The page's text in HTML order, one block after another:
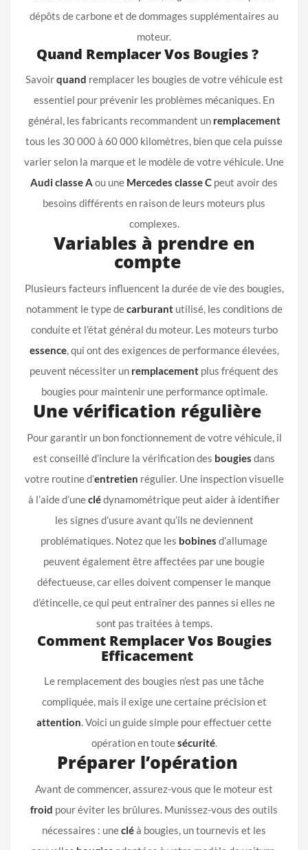
dépôts de carbone et de dommages supplémentaires au
moteur.
Quand Remplacer Vos Bougies ?
Savoirquand remplacer les bougies de votre véhicule est
essentiel pour prévenir les problèmes mécaniques. En
général, les fabricants recommandent un remplacement
tous les 30 000 à 60 000 kilomètres, bien que cela puisse
varier selon la marque et le modèle de votre véhicule. Une
Audi classe A ou une Mercedes classe C peut avoir des
besoins différents en raison de leurs moteurs plus
complexes.
Variables à prendre en
compte
Plusieurs facteurs influencent la durée de vie des bougies,
notamment le type decarburantutilisé, les conditions de
conduite et l’état général du moteur. Les moteurs turbo
essence, qui ont des exigences de performance élevées,
peuvent nécessiter un remplacement plus fréquent des
bougies pour maintenir une performance optimale.
Une vérification régulière
Pour garantir un bon fonctionnement de votre véhicule, il
est conseillé d’inclure la vérification des bougies dans
votre routine d’entretien régulier. Une inspection visuelle
à l’aide d’uneclédynamométrique peut aider à identifier
les signes d’usure avant qu’ils ne deviennent
problématiques. Notez que les bobines d’allumage
peuvent également être affectées par une bougie
défectueuse, car elles doivent compenser le manque
d’étincelle, ce qui peut entraîner des pannes si elles ne
sont pas traitées à temps.
Comment Remplacer Vos Bougies
Efficacement
Le remplacement des bougies n’est pas une tâche
compliquée, mais il exige une certaine précision et
attention. Voici un guide simple pour effectuer cette
opération en toutesécurité.
Préparer l’opération
Avant de commencer, assurez-vous que le moteur est
froid pour éviter les brûlures. Munissez-vous des outils
nécessaires : unecléà bougies, un tournevis et les